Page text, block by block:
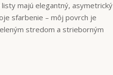
listy majú elegantný, asymetrický
sfarbenie – môj povrch je
stredom a strieborným